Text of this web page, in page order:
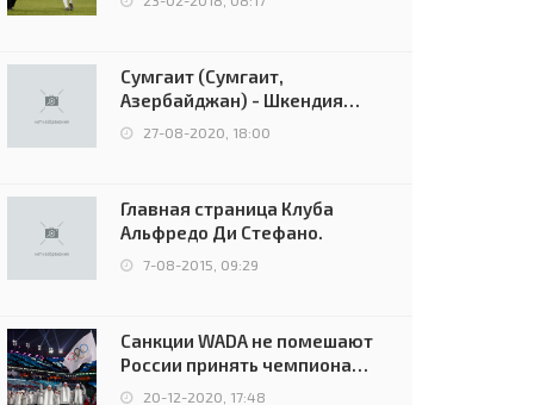
Сумгаит (Сумгаит,
Азербайджан) - Шкендия
(Тетово, Северная
Македония) - 0:2 (0:0)
27-08-2020, 18:00
Главная страница Клуба
Альфредо Ди Стефано.
7-08-2015, 09:29
Санкции WADA не помешают
России принять чемпионат
Европы и финал Лиги
20-12-2020, 17:48